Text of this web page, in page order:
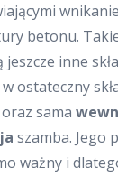
betonu.
jeszcze inne
ostateczny
sama
szamba. Jego
ważny i